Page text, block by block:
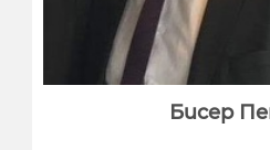
Бисер